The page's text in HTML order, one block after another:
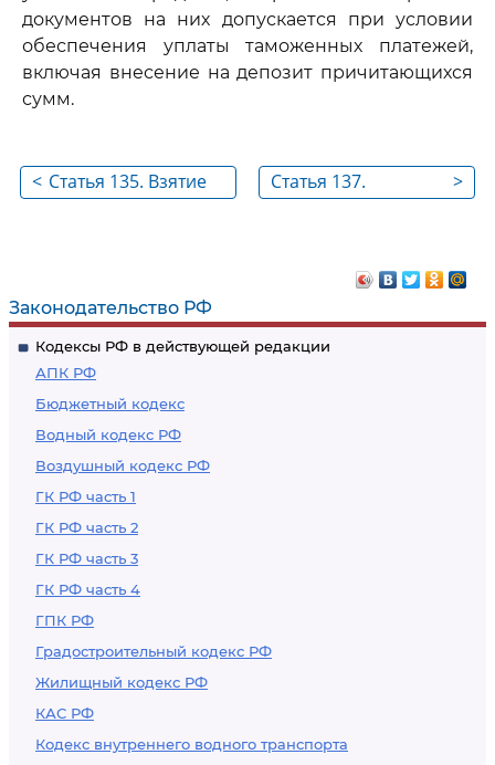
Законодательство РФ
Кодексы РФ в действующей редакции
АПК РФ
Бюджетный кодекс
Водный кодекс РФ
Воздушный кодекс РФ
ГК РФ часть 1
ГК РФ часть 2
ГК РФ часть 3
ГК РФ часть 4
ГПК РФ
Градостроительный кодекс РФ
Жилищный кодекс РФ
КАС РФ
Кодекс внутреннего водного транспорта
документов на них допускается при условии
обеспечения уплаты таможенных платежей,
включая внесение на депозит причитающихся
сумм.
< Статья 135. Взятие
>
Статья 137.